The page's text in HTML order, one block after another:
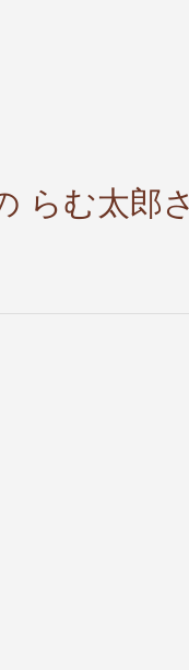
らむ太郎